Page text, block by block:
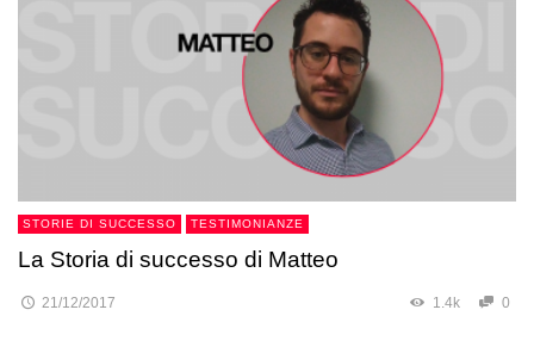
STORIE DI SUCCESSO TESTIMONIANZE
La Storia di successo di Matteo
21/12/2017 1.4k 0